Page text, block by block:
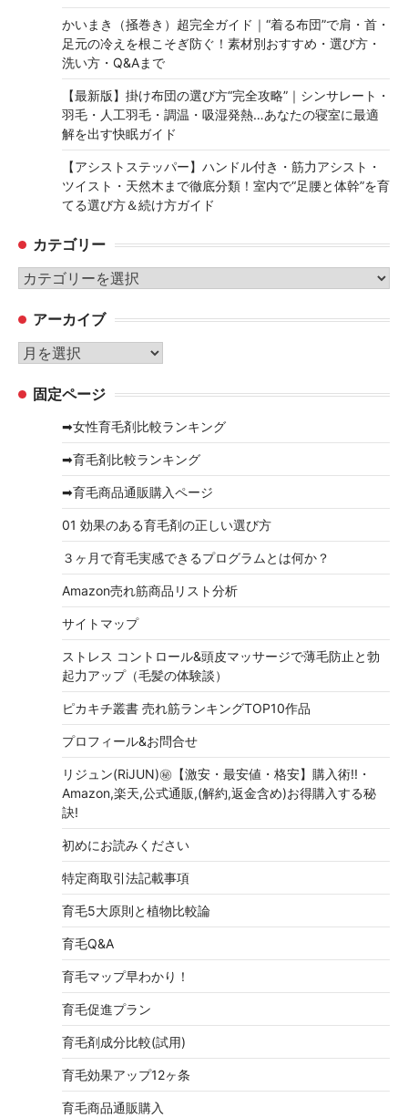
かいまき（掻巻き）超完全ガイド｜“着る布団”で肩・首・
足元の冷えを根こそぎ防ぐ！素材別おすすめ・選び方・
洗い方・Q&Aまで
【最新版】掛け布団の選び方“完全攻略”｜シンサレート・
羽毛・人工羽毛・調温・吸湿発熱…あなたの寝室に最適
解を出す快眠ガイド
【アシストステッパー】ハンドル付き・筋力アシスト・
ツイスト・天然木まで徹底分類！室内で“足腰と体幹”を育
てる選び方＆続け方ガイド
カテゴリー
カ
ゴ
リ
ー
アーカイブ
ア
カ 固定ページ
➡女性育毛剤比較ランキング
➡育毛剤比較ランキング
➡育毛商品通販購入ページ
01 効果のある育毛剤の正しい選び方
３ヶ月で育毛実感できるプログラムとは何か？
Amazon売れ筋商品リスト分析
サイトマップ
ストレス コントロール&頭皮マッサージで薄毛防止と勃
起力アップ（毛髪の体験談）
ピカキチ叢書 売れ筋ランキングTOP10作品
プロフィール&お問合せ
リジュン(RiJUN)㊙【激安・最安値・格安】購入術!!・
Amazon,楽天,公式通販,(解約,返金含め)お得購入する秘
訣!
初めにお読みください
特定商取引法記載事項
育毛5大原則と植物比較論
育毛Q&A
育毛マップ早わかり！
育毛促進プラン
育毛剤成分比較(試用)
育毛効果アップ12ヶ条
育毛商品通販購入